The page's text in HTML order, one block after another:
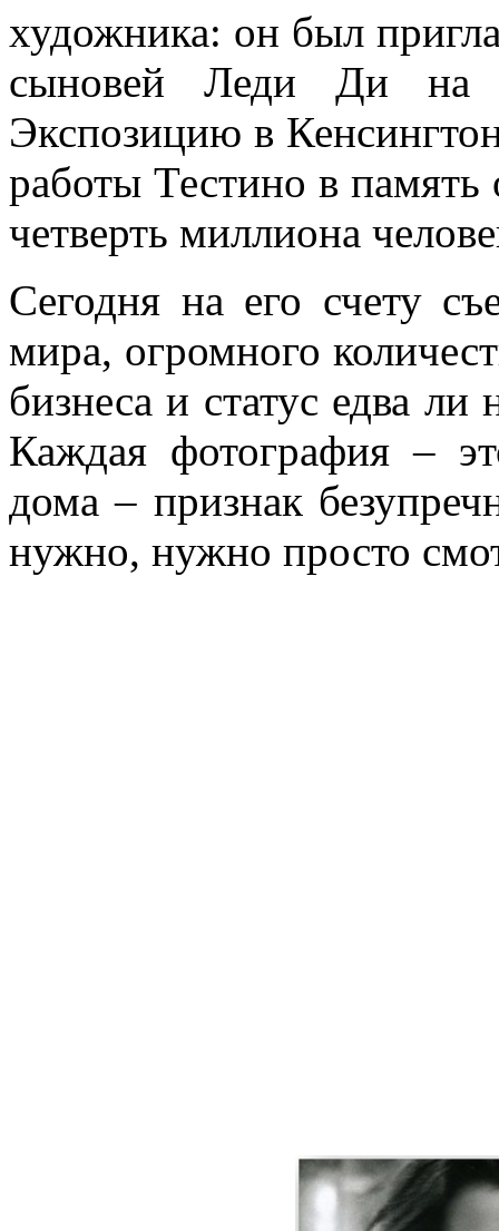
художника: он был
сыновей Леди Ди на
Экспозицию в
работы Тестино в
четверть миллиона
Сегодня на его счету
мира, огромного
бизнеса и статус едва
Каждая фотография –
дома – признак
нужно, нужно просто